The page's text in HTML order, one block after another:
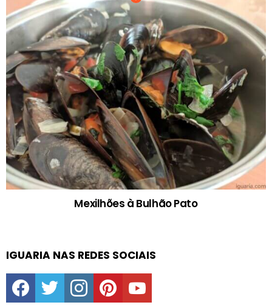
Mexilhões à Bulhão Pato
IGUARIA NAS REDES SOCIAIS
facebooktwitter instagrampinterestyoutube